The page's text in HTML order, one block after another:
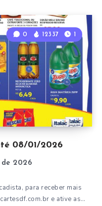
08/01/2026
0 12337 1
2026
para receber mais
e ative as…